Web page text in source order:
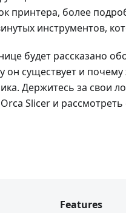
принтера, более
инструментов,
будет рассказано
он существует и
Держитесь за свои
Orca Slicer и
Features